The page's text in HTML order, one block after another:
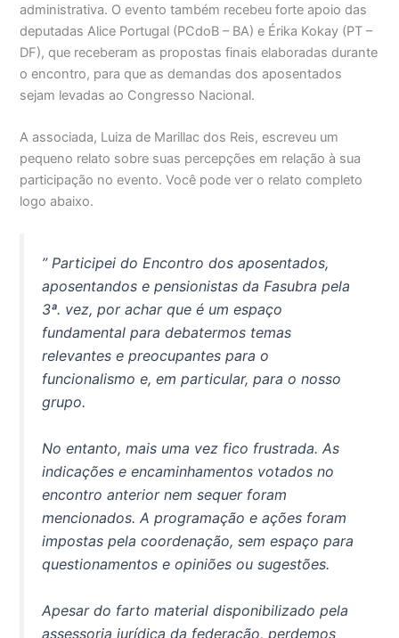
administrativa. O evento também recebeu forte apoio das
deputadas Alice Portugal (PCdoB – BA) e Érika Kokay (PT –
DF), que receberam as propostas finais elaboradas durante
o encontro, para que as demandas dos aposentados
sejam levadas ao Congresso Nacional.
A associada, Luiza de Marillac dos Reis, escreveu um
pequeno relato sobre suas percepções em relação à sua
participação no evento. Você pode ver o relato completo
logo abaixo.
” Participei do Encontro dos aposentados,
aposentandos e pensionistas da Fasubra pela
3ª. vez, por achar que é um espaço
fundamental para debatermos temas
relevantes e preocupantes para o
funcionalismo e, em particular, para o nosso
grupo.
No entanto, mais uma vez fico frustrada. As
indicações e encaminhamentos votados no
encontro anterior nem sequer foram
mencionados. A programação e ações foram
impostas pela coordenação, sem espaço para
questionamentos e opiniões ou sugestões.
Apesar do farto material disponibilizado pela
assessoria jurídica da federação, perdemos